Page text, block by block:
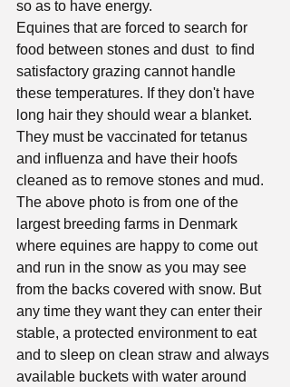
so as to have energy.
Equines that are forced to search for
food between stones and dust  to find
satisfactory grazing cannot handle
these temperatures. If they don't have
long hair they should wear a blanket.
They must be vaccinated for tetanus
and influenza and have their hoofs
cleaned as to remove stones and mud.
The above photo is from one of the
largest breeding farms in Denmark
where equines are happy to come out
and run in the snow as you may see
from the backs covered with snow. But
any time they want they can enter their
stable, a protected environment to eat
and to sleep on clean straw and always
available buckets with water around